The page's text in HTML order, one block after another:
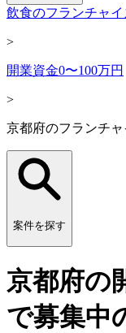
飲食のフランチャイ
>
開業資金0〜100万円
>
京都府のフランチ
案件を探す
京都府の
で募集中